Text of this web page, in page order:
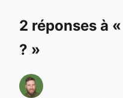
2 réponses à «
? »